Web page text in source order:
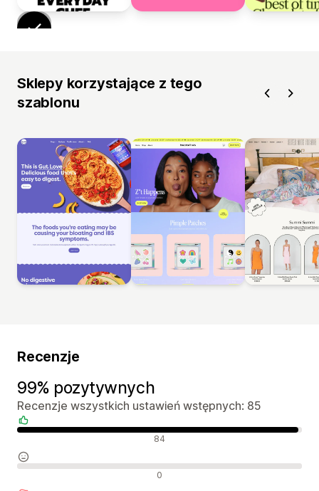
Sklepy korzystające z tego
szablonu
Recenzje
99% pozytywnych
Recenzje wszystkich ustawień wstępnych: 85
Pozytywne recenzje 84
Neutralne recenzje 0